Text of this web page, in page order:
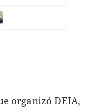
organizó DEIA,